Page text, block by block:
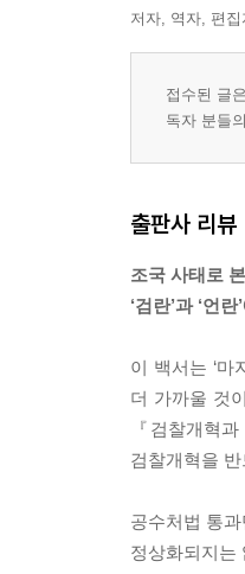
―2019 촛불
‘검찰개혁’을
―촌철살인 ‘댓
기사를 ‘팩트
수사를 이렇
김두일(차이
정영태(변호
―시민들의
카더라에 가
―시민들의 창
―해외에서도
저자, 역자, 편
접수된 글
독자 분들
출판사 리뷰
조국 사태로
‘검란’과 ‘언
이 백서는 ‘마
더 가까울 것
『검찰개혁
검찰개혁을
공수처법 통
정상화되지는